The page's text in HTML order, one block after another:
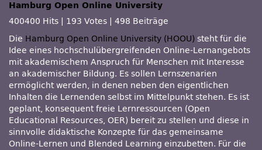
Hamburg Open Online University
400400 Hits
193 Votes
498 Beiträge
Die Hamburg Open Online University (HOOU) steht für die
Idee eines hochschulübergreifenden Online-Lernangebots
mit akademischem Anspruch für Menschen mit Interesse
an akademischer Bildung. Es sollen Lernszenarien
ermöglicht werden, in denen neben den eigentlichen
Inhalten die Lernenden selbst im Mittelpunkt stehen. Es ist
geplant, konsequent freie Lernressourcen (Open
Educational Resources, OER) bereit zu stellen und diese in
sinnvolle didaktische Konzepte für das gemeinsame
Online-Lernen und Blended Learning einzubetten. Für die